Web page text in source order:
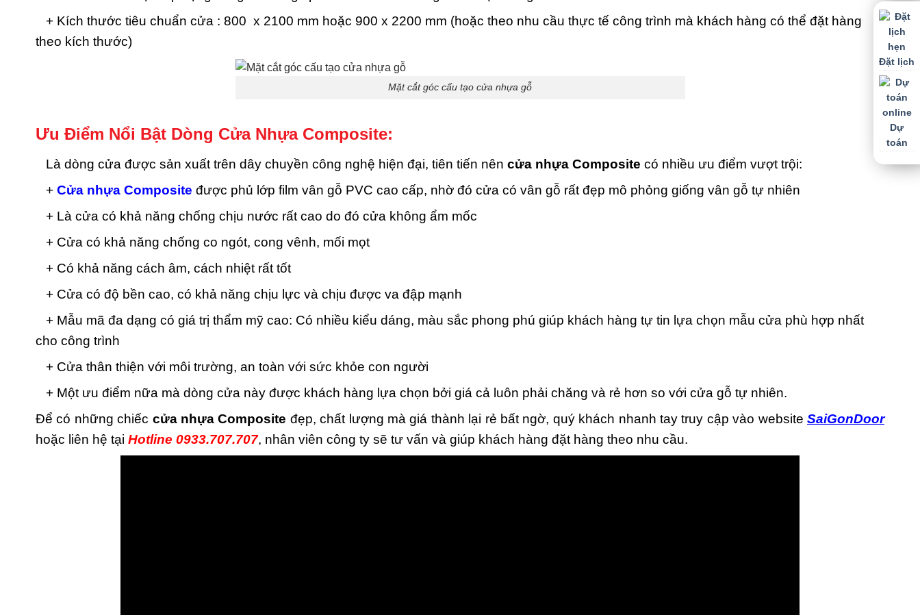
+ Kích thước tiêu chuẩn cửa : 800 x 2100 mm hoặc 900 x 2200 mm (hoặc theo nhu cầu thực tế công trình mà khách hàng có thể đặt hàng
theo kích thước)
Mặt cắt góc cấu tạo cửa nhựa gỗ
Ưu Điểm Nổi Bật Dòng Cửa Nhựa Composite:
Là dòng cửa được sản xuất trên dây chuyền công nghệ hiện đại, tiên tiến nên cửa nhựa Composite có nhiều ưu điểm vượt trội:
+ Cửa nhựa Composite được phủ lớp film vân gỗ PVC cao cấp, nhờ đó cửa có vân gỗ rất đẹp mô phỏng giống vân gỗ tự nhiên
+ Là cửa có khả năng chống chịu nước rất cao do đó cửa không ẩm mốc
+ Cửa có khả năng chống co ngót, cong vênh, mối mọt
+ Có khả năng cách âm, cách nhiệt rất tốt
+ Cửa có độ bền cao, có khả năng chịu lực và chịu được va đập mạnh
+ Mẫu mã đa dạng có giá trị thẩm mỹ cao: Có nhiều kiểu dáng, màu sắc phong phú giúp khách hàng tự tin lựa chọn mẫu cửa phù hợp nhất
cho công trình
+ Cửa thân thiện với môi trường, an toàn với sức khỏe con người
+ Một ưu điểm nữa mà dòng cửa này được khách hàng lựa chọn bởi giá cả luôn phải chăng và rẻ hơn so với cửa gỗ tự nhiên.
Để có những chiếc cửa nhựa Composite đẹp, chất lượng mà giá thành lại rẻ bất ngờ, quý khách nhanh tay truy cập vào websiteSaiGonDoor
hoặc liên hệ tại Hotline 0933.707.707, nhân viên công ty sẽ tư vấn và giúp khách hàng đặt hàng theo nhu cầu.
Đặt lịch
Dự
toán